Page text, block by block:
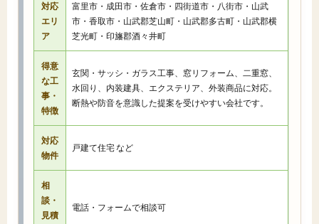
対応
エリ
ア
富里市・成田市・佐倉市・四街道市・八街市・山武
市・香取市・山武郡芝山町・山武郡多古町・山武郡横
芝光町・印旛郡酒々井町
得意
な工
事・
特徴
玄関・サッシ・ガラス工事、窓リフォーム、二重窓、
水回り、内装建具、エクステリア、外装商品に対応。
断熱や防音を意識した提案を受けやすい会社です。
対応
物件
戸建て住宅 など
相
談・
見積
電話・フォームで相談可